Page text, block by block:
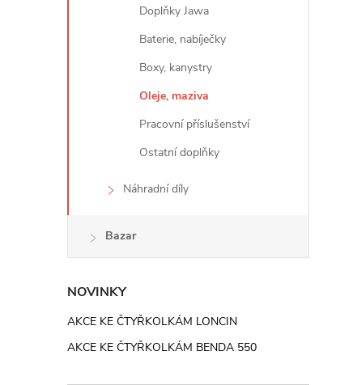
Doplňky Jawa
Baterie, nabíječky
Boxy, kanystry
Oleje, maziva
Pracovní příslušenství
Ostatní doplňky
Náhradní díly
Bazar
NOVINKY
AKCE KE ČTYŘKOLKÁM LONCIN
AKCE KE ČTYŘKOLKÁM BENDA 550